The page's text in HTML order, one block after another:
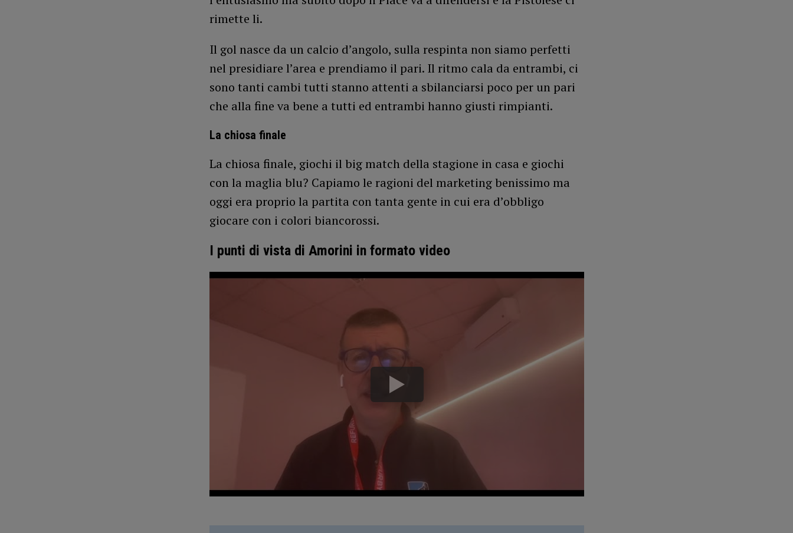
rimette li.
Il gol nasce da un calcio d’angolo, sulla respinta non siamo perfetti
nel presidiare l’area e prendiamo il pari. Il ritmo cala da entrambi, ci
sono tanti cambi tutti stanno attenti a sbilanciarsi poco per un pari
che alla fine va bene a tutti ed entrambi hanno giusti rimpianti.
La chiosa finale
La chiosa finale, giochi il big match della stagione in casa e giochi
con la maglia blu? Capiamo le ragioni del marketing benissimo ma
oggi era proprio la partita con tanta gente in cui era d’obbligo
giocare con i colori biancorossi.
I punti di vista di Amorini in formato video